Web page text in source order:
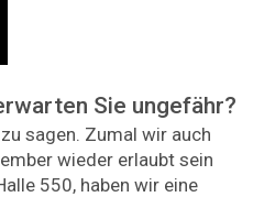
Sie ungefähr?
sagen. Zumal wir auch
wieder erlaubt sein
550, haben wir eine